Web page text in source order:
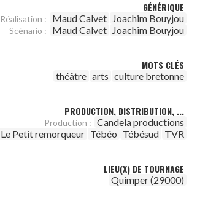
GÉNÉRIQUE
Réalisation : Maud Calvet Joachim Bouyjou
Scénario : Maud Calvet Joachim Bouyjou
MOTS CLÉS
théâtre arts culture bretonne
PRODUCTION, DISTRIBUTION, ...
Production : Candela productions
Le Petit remorqueur Tébéo Tébésud TVR
LIEU(X) DE TOURNAGE
Quimper (29000)